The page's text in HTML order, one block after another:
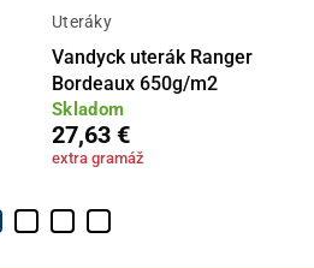
Uteráky
Vandyck uterák Ranger
Bordeaux 650g/m2
Skladom
27,63 €
extra gramáž